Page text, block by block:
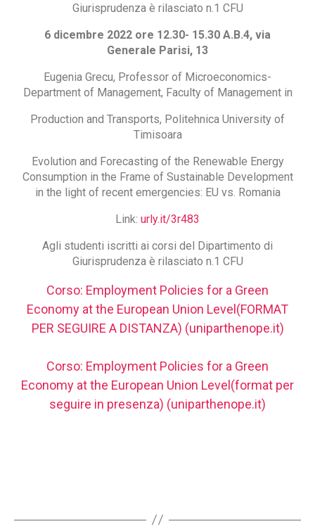
Giurisprudenza è rilasciato n.1 CFU
6 dicembre 2022 ore 12.30- 15.30 A.B.4, via
Generale Parisi, 13
Eugenia Grecu, Professor of Microeconomics-
Department of Management, Faculty of Management in
Production and Transports, Politehnica University of
Timisoara
Evolution and Forecasting of the Renewable Energy
Consumption in the Frame of Sustainable Development
in the light of recent emergencies: EU vs. Romania
Link: urly.it/3r483
Agli studenti iscritti ai corsi del Dipartimento di
Giurisprudenza è rilasciato n.1 CFU
Corso: Employment Policies for a Green
Economy at the European Union Level(FORMAT
PER SEGUIRE A DISTANZA) (uniparthenope.it)
Corso: Employment Policies for a Green
Economy at the European Union Level(format per
seguire in presenza) (uniparthenope.it)